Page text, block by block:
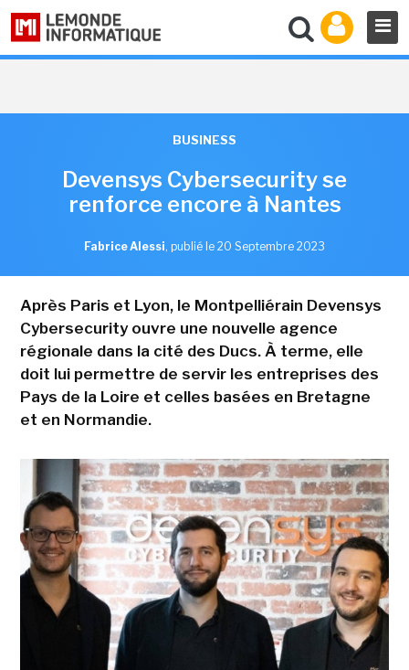
BUSINESS
Devensys Cybersecurity se
renforce encore à Nantes
Fabrice Alessi, publié le 20 Septembre 2023
Après Paris et Lyon, le Montpelliérain Devensys
Cybersecurity ouvre une nouvelle agence
régionale dans la cité des Ducs. À terme, elle
doit lui permettre de servir les entreprises des
Pays de la Loire et celles basées en Bretagne
et en Normandie.